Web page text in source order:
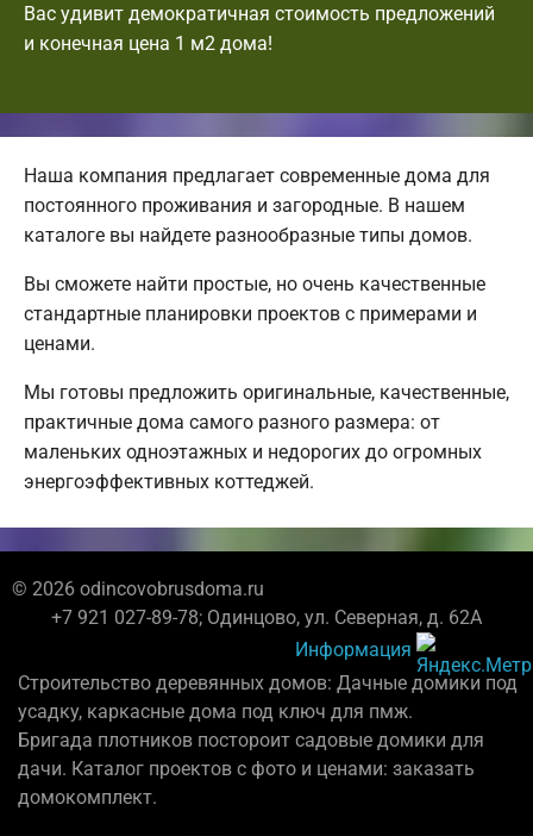
Вас удивит демократичная стоимость предложений
и конечная цена 1 м2 дома!
Наша компания предлагает современные дома для
постоянного проживания и загородные. В нашем
каталоге вы найдете разнообразные типы домов.
Вы сможете найти простые, но очень качественные
стандартные планировки проектов с примерами и
ценами.
Мы готовы предложить оригинальные, качественные,
практичные дома самого разного размера: от
маленьких одноэтажных и недорогих до огромных
энергоэффективных коттеджей.
© 2026 odincovobrusdoma.ru
+7 921 027-89-78; Одинцово, ул. Северная, д. 62А
Информация
Строительство деревянных домов: Дачные домики под
усадку, каркасные дома под ключ для пмж.
Бригада плотников постороит садовые домики для
дачи. Каталог проектов с фото и ценами: заказать
домокомплект.